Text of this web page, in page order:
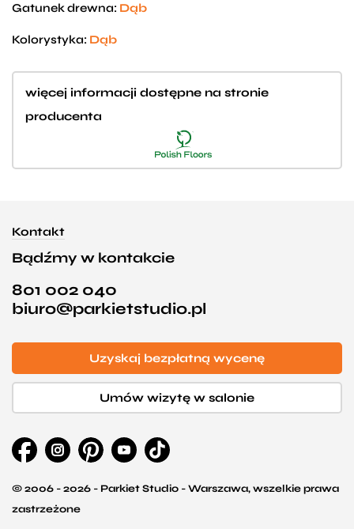
Gatunek drewna: Dąb
Kolorystyka: Dąb
więcej informacji dostępne na stronie
producenta
Kontakt
Bądźmy w kontakcie
801 002 040
biuro@parkietstudio.pl
Uzyskaj bezpłatną wycenę
Umów wizytę w salonie
© 2006 - 2026 - Parkiet Studio - Warszawa, wszelkie prawa
zastrzeżone